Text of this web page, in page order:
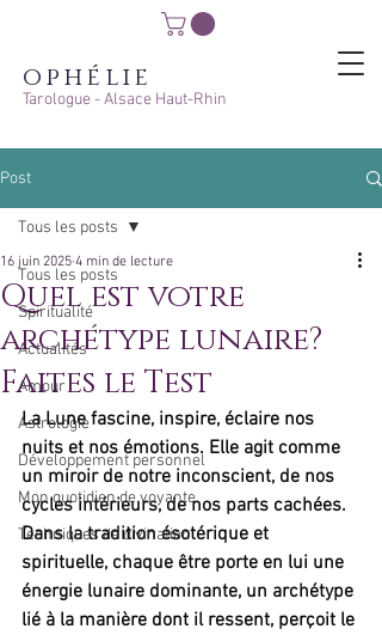
ophélie
Tarologue - Alsace Haut-Rhin
Post
Tous les posts
Spiritualité
Actualités
Amour
Astrologie
Développement personnel
Mon quotidien de voyante
Techniques de divination
Tous les posts
Quel est votre
archétype lunaire?
Faites le Test
16 juin 2025 4 min de lecture
La Lune fascine, inspire, éclaire nos
nuits et nos émotions. Elle agit comme
un miroir de notre inconscient, de nos
cycles intérieurs, de nos parts cachées.
Dans la tradition ésotérique et
spirituelle, chaque être porte en lui une
énergie lunaire dominante, un archétype
lié à la manière dont il ressent, perçoit le